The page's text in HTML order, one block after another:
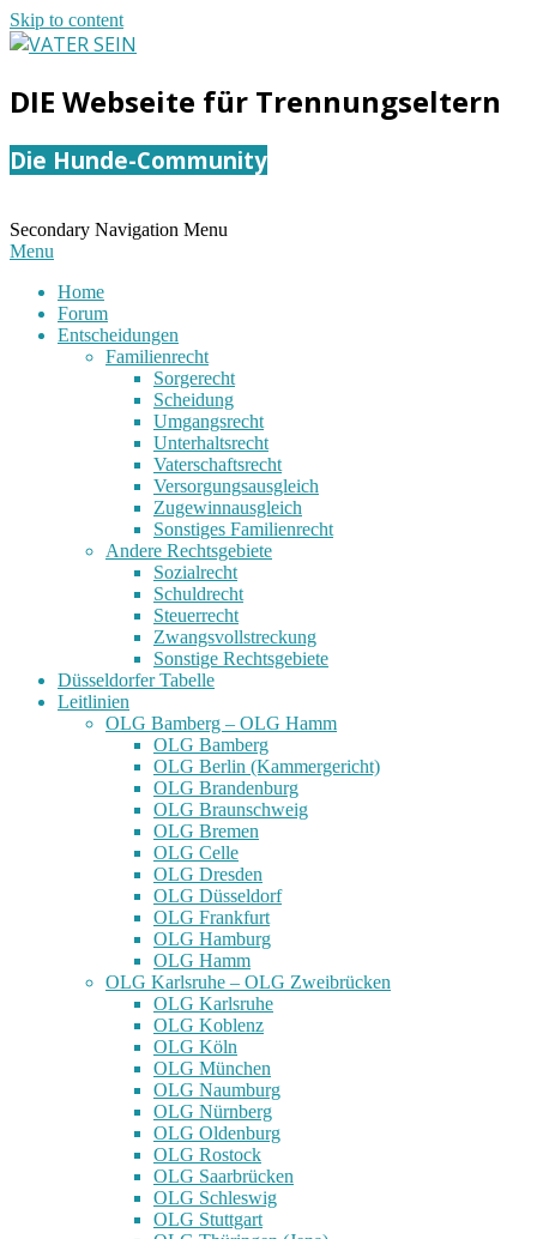
Skip to content
SEIN
DIE Webseite für Trennungseltern
Die Hunde-Community
Secondary Navigation Menu
Menu
Home
Forum
Entscheidungen
Familienrecht
Sorgerecht
Scheidung
Umgangsrecht
Unterhaltsrecht
Vaterschaftsrecht
Versorgungsausgleich
Zugewinnausgleich
Sonstiges Familienrecht
Andere Rechtsgebiete
Sozialrecht
Schuldrecht
Steuerrecht
Zwangsvollstreckung
Sonstige Rechtsgebiete
Düsseldorfer Tabelle
Leitlinien
OLG Bamberg – OLG Hamm
OLG Bamberg
OLG Berlin (Kammergericht)
OLG Brandenburg
OLG Braunschweig
OLG Bremen
OLG Celle
OLG Dresden
OLG Düsseldorf
OLG Frankfurt
OLG Hamburg
OLG Hamm
OLG Karlsruhe – OLG Zweibrücken
OLG Karlsruhe
OLG Koblenz
OLG Köln
OLG München
OLG Naumburg
OLG Nürnberg
OLG Oldenburg
OLG Rostock
OLG Saarbrücken
OLG Schleswig
OLG Stuttgart